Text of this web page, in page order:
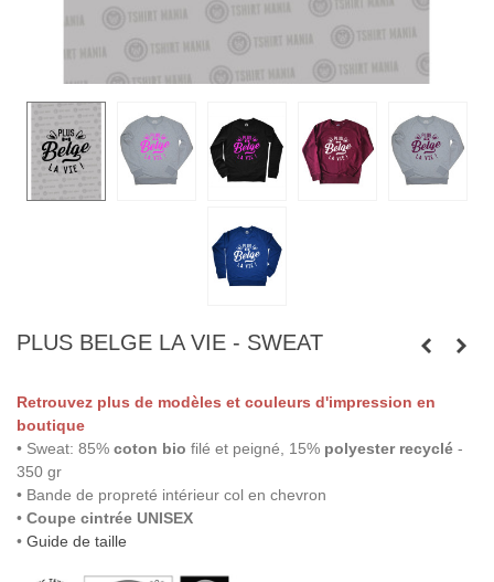
PLUS BELGE LA VIE - SWEAT
Retrouvez plus de modèles et couleurs d'impression en
boutique
• Sweat: 85% coton bio filé et peigné, 15% polyester recyclé -
350 gr
• Bande de propreté intérieur col en chevron
• Coupe cintrée UNISEX
• Guide de taille